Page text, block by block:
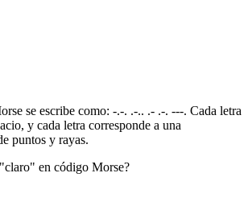
se escribe como: -.-. .-.. .- .-. ---. Cada letra
y cada letra corresponde a una
puntos y rayas.
en código Morse?